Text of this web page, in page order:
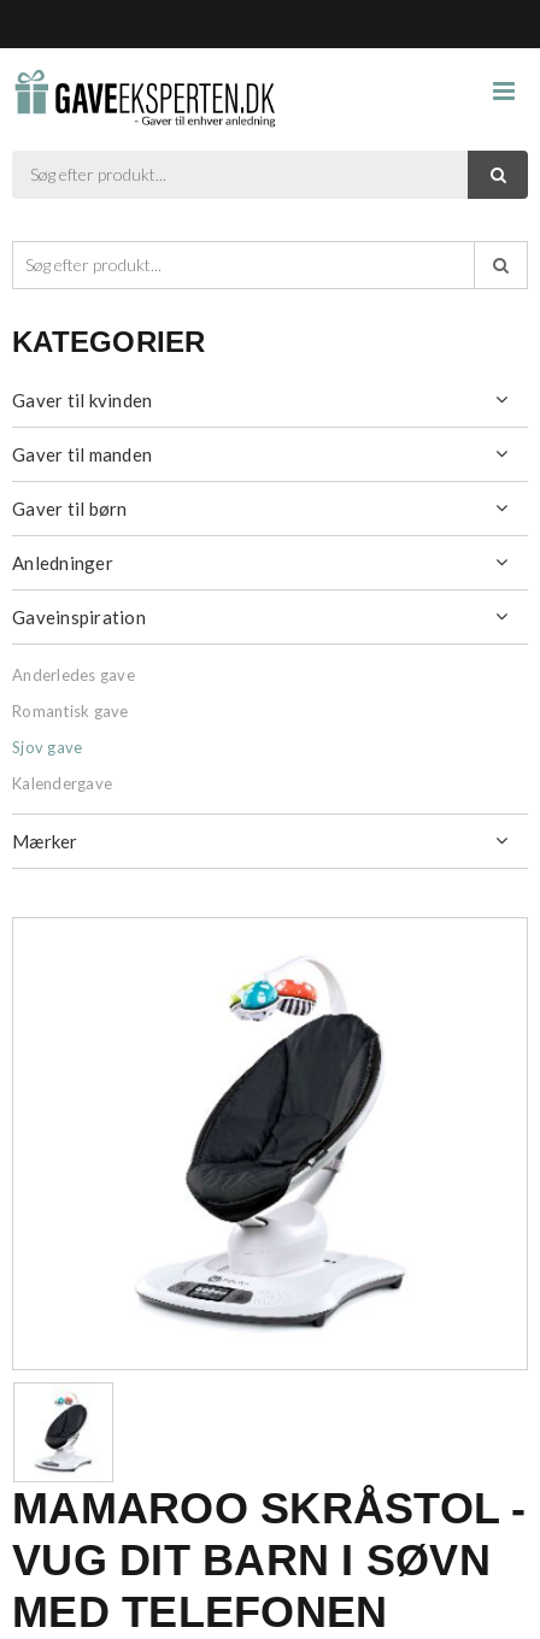



KATEGORIER
Gaver til kvinden 
Gaver til manden 
Gaver til børn 
Anledninger 
Gaveinspiration 
Anderledes gave
Romantisk gave
Sjov gave
Kalendergave
Mærker 
MAMAROO SKRÅSTOL -
VUG DIT BARN I SØVN
MED TELEFONEN